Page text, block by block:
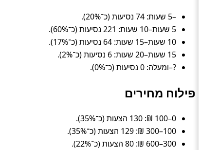
–5 שעות: 74 נסיעות (כ־20%).
5 שעות–10 שעות: 221 נסיעות (כ־60%).
10 שעות–15 שעות: 64 נסיעות (כ־17%).
15 שעות–20 שעות: 6 נסיעות (כ־2%).
?–ומעלה: 0 נסיעות (כ־0%).
פילוח מחירים
0–100 ₪: 130 הצעות (כ־35%).
100–300 ₪: 129 הצעות (כ־35%).
300–600 ₪: 80 הצעות (כ־22%).